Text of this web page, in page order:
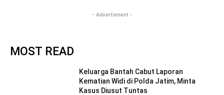
- Advertisment -
MOST READ
Keluarga Bantah Cabut Laporan
Kematian Widi di Polda Jatim, Minta
Kasus Diusut Tuntas